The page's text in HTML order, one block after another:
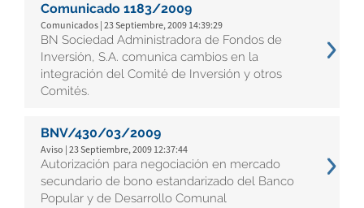
Comunicado 1183/2009
Comunicados | 23 Septiembre, 2009 14:39:29
BN Sociedad Administradora de Fondos de
Inversión, S.A. comunica cambios en la
integración del Comité de Inversión y otros
Comités.
BNV/430/03/2009
Aviso | 23 Septiembre, 2009 12:37:44
Autorización para negociación en mercado
secundario de bono estandarizado del Banco
Popular y de Desarrollo Comunal